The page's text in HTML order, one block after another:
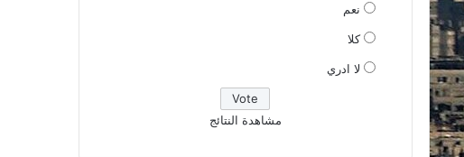
نعم
كلا
لا ادري
مشاهدة النتائج